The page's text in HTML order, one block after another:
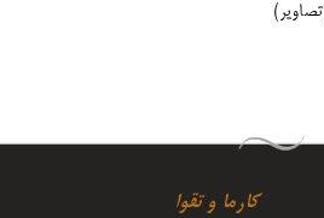
کارما و تقوا